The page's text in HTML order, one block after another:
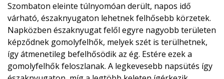
Szombaton eleinte túlnyomóan derült, napos idő
várható, északnyugaton lehetnek felhősebb körzetek.
Napközben északnyugat felől egyre nagyobb területen
képződnek gomolyfelhők, melyek szét is terülhetnek,
így átmenetileg befelhősödik az ég. Estére ezek a
gomolyfelhők feloszlanak. A legkevesebb napsütés így